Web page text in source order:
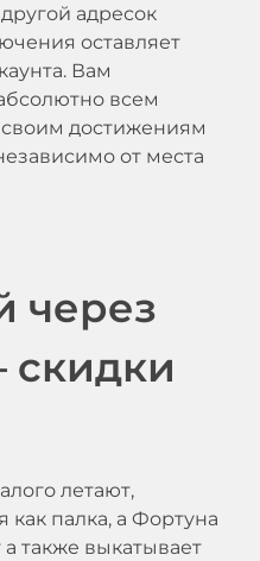
адресок
оставляет
Вам
всем
достижениям
от места
через
скидки
летают,
палка, а Фортуна
также выкатывает